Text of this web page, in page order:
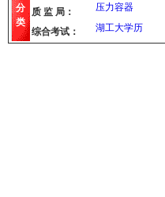
分
类
压力容器
湖工大学历
质 监 局：
综合考试：